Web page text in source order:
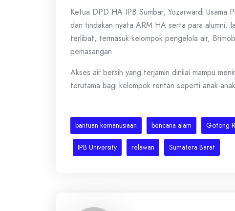
Ketua DPD HA IPB Sumbar, Yozarwardi Usama
dan tindakan nyata ARM HA serta para alumni.
terlibat, termasuk kelompok pengelola air,
pemasangan.
Akses air bersih yang terjamin dinilai mampu
terutama bagi kelompok rentan seperti anak-
bantuan kemanusiaan bencana alam Gotong
IPB University relawan Sumatera Barat